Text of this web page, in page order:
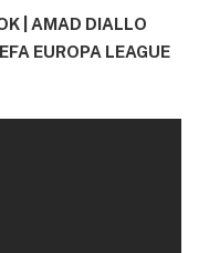
| AMAD DIALLO
EUROPA LEAGUE